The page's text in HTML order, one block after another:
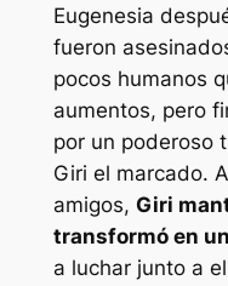
Eugenesia
fueron
pocos humanos
aumentos, pero
por un poderoso
Giri el marcado.
amigos, Giri
transformó en
a luchar junto a